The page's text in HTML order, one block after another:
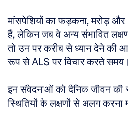
मांसपेशियों का फड़कना, मरोड़
हैं, लेकिन जब वे अन्य संभावित
तो उन पर करीब से ध्यान देने की
रूप से ALS पर विचार करते समय।
इन संवेदनाओं को दैनिक जीवन की
स्थितियों के लक्षणों से अलग करना